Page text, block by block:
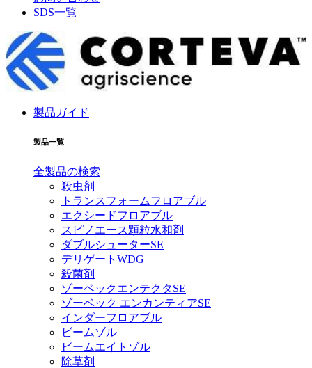
SDS一覧
製品ガイド
製品一覧
全製品の検索
殺虫剤
トランスフォームフロアブル
エクシードフロアブル
スピノエース顆粒水和剤
ダブルシューターSE
デリゲートWDG
殺菌剤
ゾーベックエンテクタSE
ゾーベック エンカンティアSE
インダーフロアブル
ビームゾル
ビームエイトゾル
除草剤